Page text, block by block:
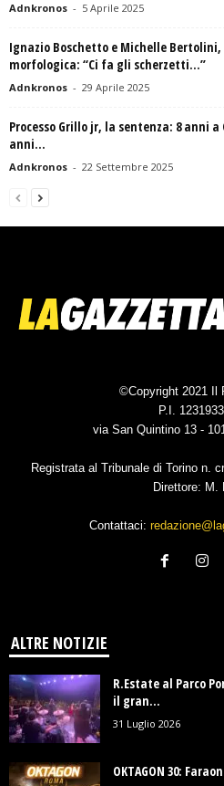
Adnkronos - 5 Aprile 2025
Ignazio Boschetto e Michelle
morfologica: “Ci fa gli scherzetti…”
Adnkronos - 29 Aprile 2025
Processo Grillo jr, la sentenza: 8 anni
anni...
Adnkronos - 22 Settembre 2025
©Copyright 2021 Il
P.I.
via San Quintino 13 -
Registrata al Tribunale di Torino n.
Direttore: M.
Contattaci:
ALTRE NOTIZIE
R.Estate al Parco
il gran...
31 Luglio 2026
OKTAGON 30: